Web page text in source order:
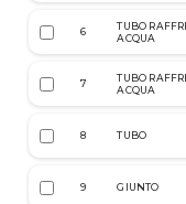
6
TUBO
ACQUA
7
TUBO
ACQUA
8 TUBO
9 GIUNTO